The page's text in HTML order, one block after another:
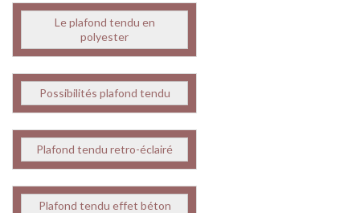
Le plafond tendu en
polyester
Possibilités plafond tendu
Plafond tendu retro-éclairé
Plafond tendu effet béton